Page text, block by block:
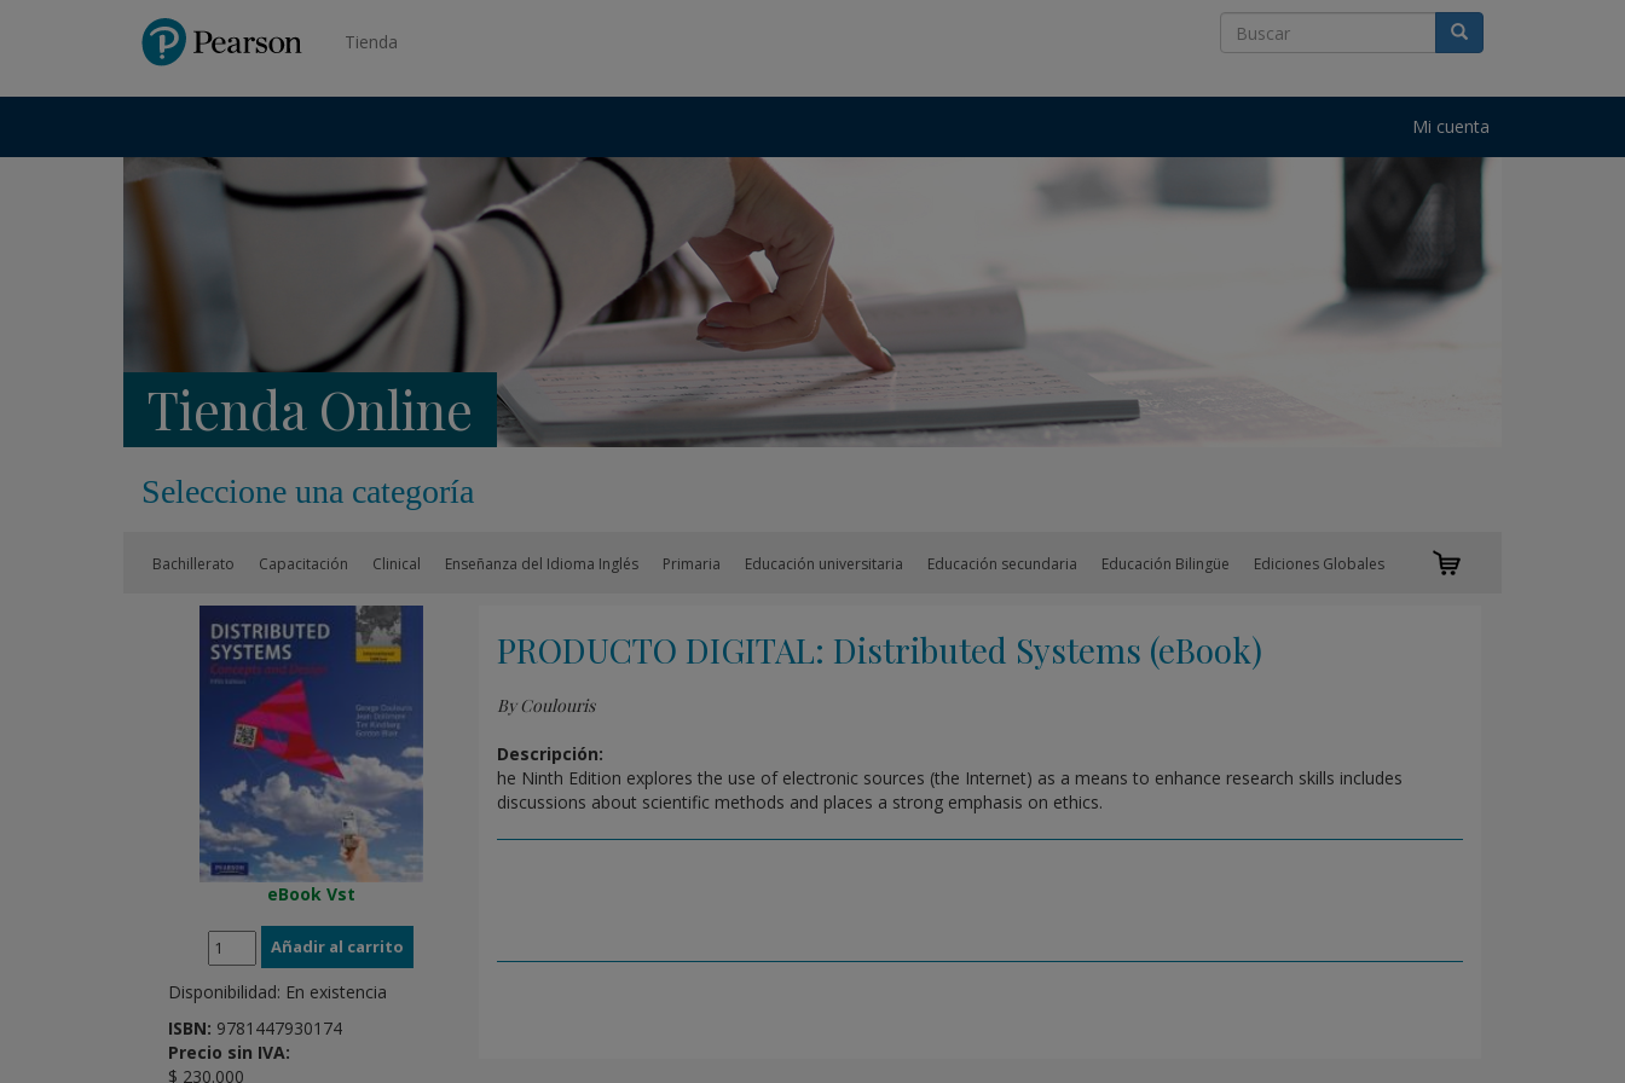
PearsonTienda
Mi cuenta
Tienda Online
Seleccione una categoría
Bachillerato Capacitación Clinical Enseñanza del Idioma Inglés Primaria Educación universitaria Educación secundaria Educación Bilingüe Ediciones Globales
eBook Vst
Disponibilidad: En existencia
ISBN: 9781447930174
Precio sin IVA:
$ 230.000
PRODUCTO DIGITAL: Distributed Systems (eBook)
By Coulouris
Descripción:
he Ninth Edition explores the use of electronic sources (the Internet) as a means to enhance research skills includes
discussions about scientific methods and places a strong emphasis on ethics.